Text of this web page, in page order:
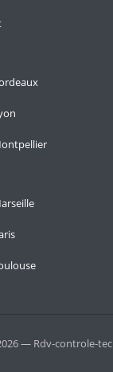
— Rdv-controle-